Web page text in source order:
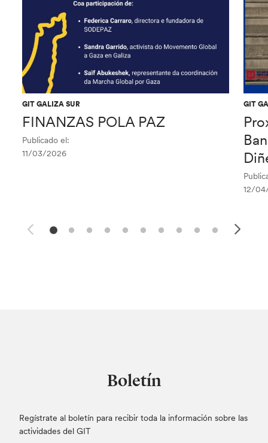
GIT GALIZA SUR
FINANZAS POLA PAZ
Publicado el:
11/03/2026
GIT
12/
Boletín
Regístrate al boletín para recibir toda la información sobre las
actividades del GIT